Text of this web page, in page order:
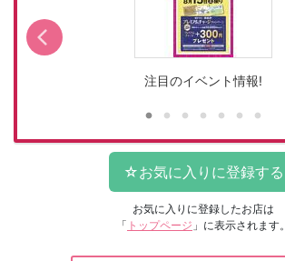
注目のイベント情報!
お気に入りに登録したお店は
「 トップページ 」に表示されます。